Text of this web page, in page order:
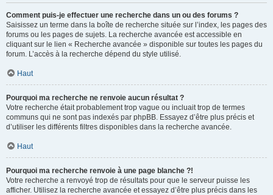
Comment puis-je effectuer une recherche dans un ou des forums ?
Saisissez un terme dans la boîte de recherche située sur l’index, les pages des
forums ou les pages de sujets. La recherche avancée est accessible en
cliquant sur le lien « Recherche avancée » disponible sur toutes les pages du
forum. L’accès à la recherche dépend du style utilisé.
Haut
Pourquoi ma recherche ne renvoie aucun résultat ?
Votre recherche était probablement trop vague ou incluait trop de termes
communs qui ne sont pas indexés par phpBB. Essayez d’être plus précis et
d’utiliser les différents filtres disponibles dans la recherche avancée.
Haut
Pourquoi ma recherche renvoie à une page blanche ?!
Votre recherche a renvoyé trop de résultats pour que le serveur puisse les
afficher. Utilisez la recherche avancée et essayez d’être plus précis dans les